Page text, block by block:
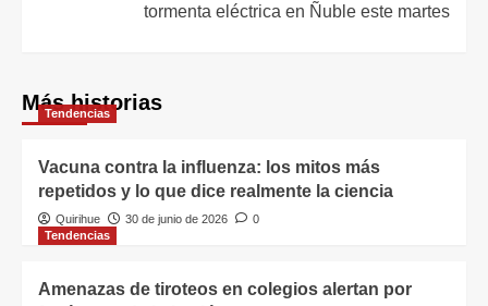
tormenta eléctrica en Ñuble este martes
Más historias
Tendencias
Vacuna contra la influenza: los mitos más
repetidos y lo que dice realmente la ciencia
Quirihue 30 de junio de 2026
0
Tendencias
Amenazas de tiroteos en colegios alertan por